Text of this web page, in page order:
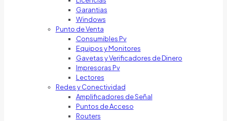
Garantias
Windows
Punto de Venta
Consumibles Pv
Equipos y Monitores
Gavetas y Verificadores de Dinero
Impresoras Pv
Lectores
Redes y Conectividad
Amplificadores de Señal
Puntos de Acceso
Routers